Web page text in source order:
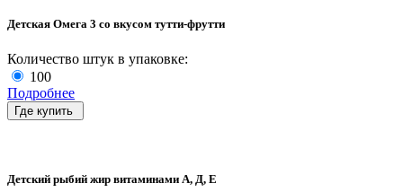
Детская Омега 3 со вкусом тутти-фрутти
Количество штук в упаковке:
100
Подробнее
Где купить
Детский рыбий жир витаминами А, Д, Е